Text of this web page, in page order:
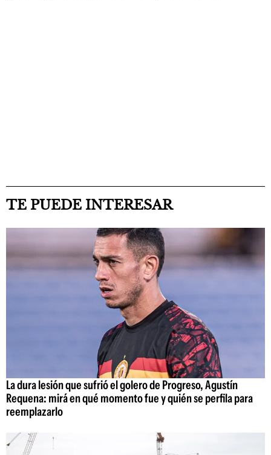
TE PUEDE INTERESAR
La dura lesión que sufrió el golero de Progreso, Agustín
Requena: mirá en qué momento fue y quién se perfila para
reemplazarlo